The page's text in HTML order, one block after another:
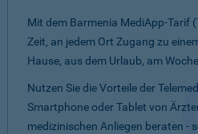
Mit dem Barmenia MediApp-Tarif
Zeit, an jedem Ort Zugang zu
Hause, aus dem Urlaub, am
Nutzen Sie die Vorteile der
Smartphone oder Tablet von
medizinischen Anliegen beraten -